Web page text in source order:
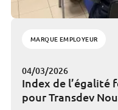
MARQUE EMPLOYEUR
04/03/2026
Index de l’égalité
pour Transdev